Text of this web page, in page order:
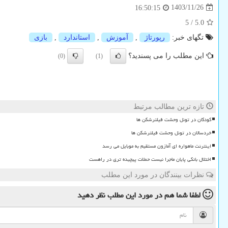
1403/11/26
16:50:15
5.0
/
5
تگهای خبر:
رپورتاژ آموزش استاندارد بازی
این مطلب را می پسندید؟ (1)
(0)
تازه ترین مطالب مرتبط
کودکان در تونل وحشت فیلترشکن ها
خردسالان در تونل وحشت فیلترشکن ها
اینترنت ماهواره ای آمازون مستقیم به موبایل می رسد
اختلال بانکی پایان ماجرا نیست حملات پیچیده تری در راهست
نظرات بینندگان در مورد این مطلب
لطفا شما همدر مورد این مطلبنظر دهید